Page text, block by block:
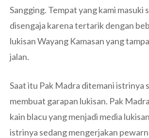
Sangging. Tempat yang kami masuki
disengaja karena tertarik dengan
lukisan Wayang Kamasan yang
jalan.
Saat itu Pak Madra ditemani istrinya
membuat garapan lukisan. Pak
kain blacu yang menjadi media
istrinya sedang mengerjakan